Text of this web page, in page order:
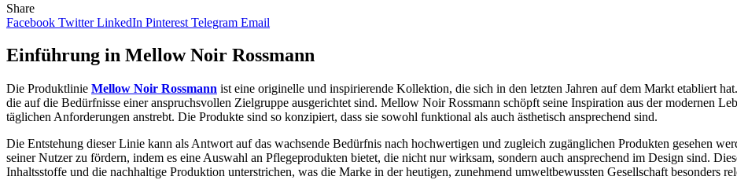
Share
Facebook Twitter LinkedIn Pinterest Telegram Email
Einführung in Mellow Noir Rossmann
Die Produktlinie Mellow Noir Rossmann ist eine originelle und inspirierende Kollektion, die sich in den letzten Jahren auf dem Markt etabliert
die auf die Bedürfnisse einer anspruchsvollen Zielgruppe ausgerichtet sind. Mellow Noir Rossmann schöpft seine Inspiration aus der modernen
täglichen Anforderungen anstrebt. Die Produkte sind so konzipiert, dass sie sowohl funktional als auch ästhetisch ansprechend sind.
Die Entstehung dieser Linie kann als Antwort auf das wachsende Bedürfnis nach hochwertigen und zugleich zugänglichen Produkten gesehen
seiner Nutzer zu fördern, indem es eine Auswahl an Pflegeprodukten bietet, die nicht nur wirksam, sondern auch ansprechend im Design sind.
Inhaltsstoffe und die nachhaltige Produktion unterstrichen, was die Marke in der heutigen, zunehmend umweltbewussten Gesellschaft besonders